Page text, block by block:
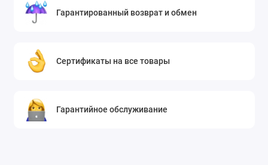
Гарантированный возврат и обмен
Сертификаты на все товары
Гарантийное обслуживание